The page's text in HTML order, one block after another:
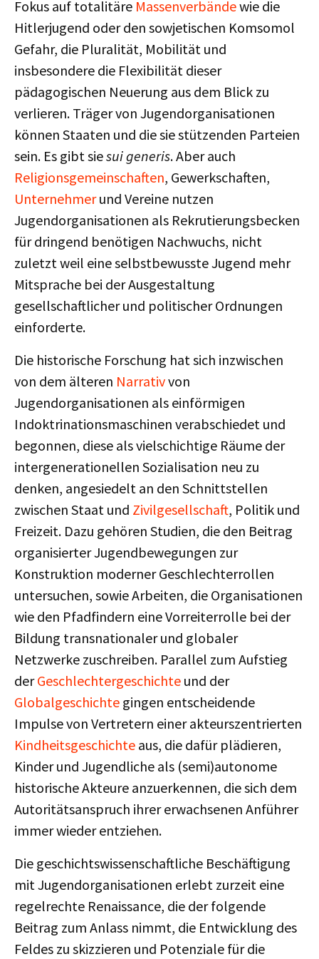
Fokus auf totalitäre Massenverbändewie die
Hitlerjugend oder den sowjetischen Komsomol
Gefahr, die Pluralität, Mobilität und
insbesondere die Flexibilität dieser
pädagogischen Neuerung aus dem Blick zu
verlieren. Träger von Jugendorganisationen
können Staaten und die sie stützenden Parteien
sein. Es gibt siesui generis. Aber auch
Religionsgemeinschaften, Gewerkschaften,
Unternehmerund Vereine nutzen
Jugendorganisationen als Rekrutierungsbecken
für dringend benötigen Nachwuchs, nicht
zuletzt weil eine selbstbewusste Jugend mehr
Mitsprache bei der Ausgestaltung
gesellschaftlicher und politischer Ordnungen
einforderte.
Die historische Forschung hat sich inzwischen
von dem älteren Narrativvon
Jugendorganisationen als einförmigen
Indoktrinationsmaschinen verabschiedet und
begonnen, diese als vielschichtige Räume der
intergenerationellen Sozialisation neu zu
denken, angesiedelt an den Schnittstellen
zwischen Staat und Zivilgesellschaft, Politik und
Freizeit. Dazu gehören Studien, die den Beitrag
organisierter Jugendbewegungen zur
Konstruktion moderner Geschlechterrollen
untersuchen, sowie Arbeiten, die Organisationen
wie den Pfadfindern eine Vorreiterrolle bei der
Bildung transnationaler und globaler
Netzwerke zuschreiben. Parallel zum Aufstieg
derGeschlechtergeschichte und der
Globalgeschichte gingen entscheidende
Impulse von Vertretern einer akteurszentrierten
Kindheitsgeschichte aus, die dafür plädieren,
Kinder und Jugendliche als (semi)autonome
historische Akteure anzuerkennen, die sich dem
Autoritätsanspruch ihrer erwachsenen Anführer
immer wieder entziehen.
Die geschichtswissenschaftliche Beschäftigung
mit Jugendorganisationen erlebt zurzeit eine
regelrechte Renaissance, die der folgende
Beitrag zum Anlass nimmt, die Entwicklung des
Feldes zu skizzieren und Potenziale für die